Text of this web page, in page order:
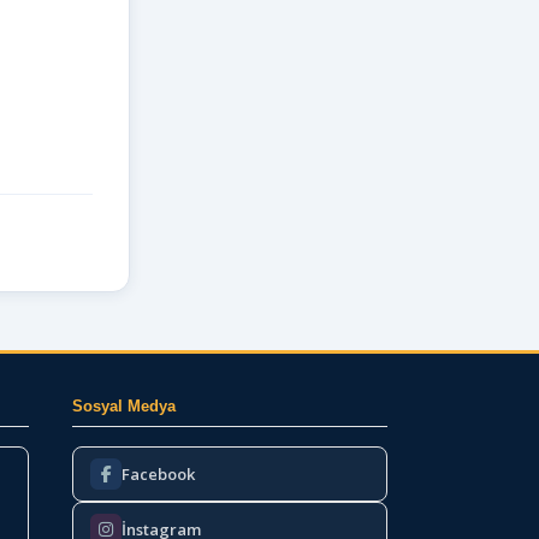
Sosyal Medya
Facebook
İnstagram